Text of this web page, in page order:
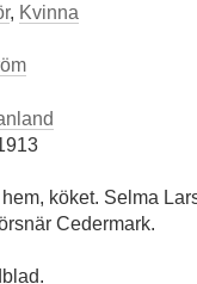
, Kvinna
köket. Selma
Cedermark.